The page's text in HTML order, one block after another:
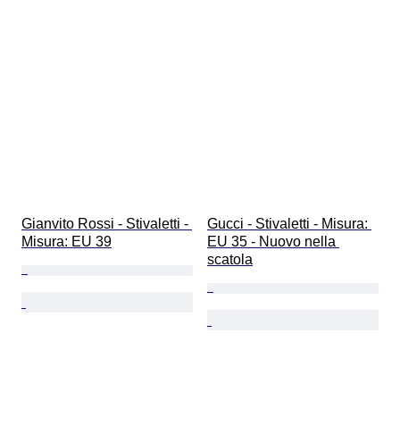
Gianvito Rossi - Stivaletti -
Misura: EU 39
Gucci - Stivaletti - Misura:
EU 35 - Nuovo nella
scatola